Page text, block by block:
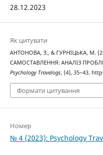
28.12.2023
Як цитувати
АНТОНОВА, З., & ГУРНІЦЬКА, М.
САМОСТАВЛЕННЯ: АНАЛІЗ
Psychology Travelogs, (4), 35–43.
Формати цитування
Номер
№ 4 (2023): Psychology